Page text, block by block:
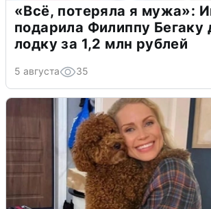
«Всё, потеряла я мужа»:
подарила Филиппу
лодку за 1,2 млн рублей
5 августа 35